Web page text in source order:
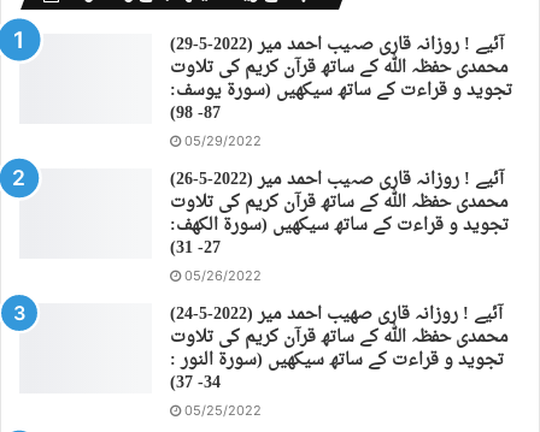
(29-5-2022) آئیے ! روزانہ قاری صہیب احمد میر
محمدی حفظہ اللہ کے ساتھ قرآن کریم کی تلاوت
تجوید و قراءت کے ساتھ سیکھیں (سورة يوسف:
87- 98)
05/29/2022
(26-5-2022) آئیے ! روزانہ قاری صہیب احمد میر
محمدی حفظہ اللہ کے ساتھ قرآن کریم کی تلاوت
تجوید و قراءت کے ساتھ سیکھیں (سورة الكهف:
27- 31)
05/26/2022
(24-5-2022) آئیے ! روزانہ قاری صهیب احمد میر
محمدی حفظہ اللہ کے ساتھ قرآن کریم کی تلاوت
تجوید و قراءت کے ساتھ سیکھیں (سورة النور :
34- 37)
05/25/2022